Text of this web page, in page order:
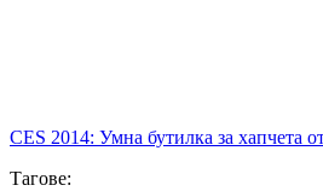
CES 2014: Умна бутилка за хапчета
Тагове: